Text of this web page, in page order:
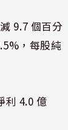
9.7 個百分
，每股純
利 4.0 億